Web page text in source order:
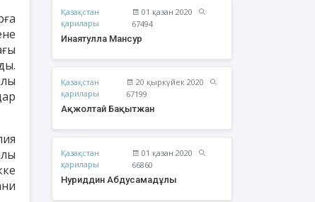
Бақытжан
Әбішев Қуаныш
Қазақстан
қарилары
01 қазан 2020
67494
Инаятулла Мансур
Қазақстан
қарилары
20 қыркүйек 2020
67199
Ақжолтай Бақытжан
Қазақстан
қарилары
01 қазан 2020
66860
Нуриддин Абдусамадұлы